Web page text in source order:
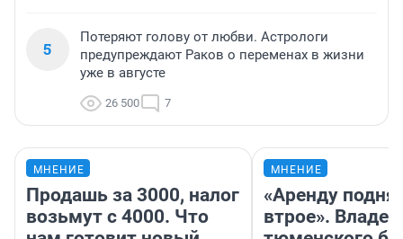
5
Потеряют голову от любви. Астрологи
предупреждают Раков о переменах в жизни
уже в августе
26 500 7
МНЕНИЕ
Продашь за 3000, налог
возьмут с 4000. Что
МНЕНИЕ
«Аренду
втрое».